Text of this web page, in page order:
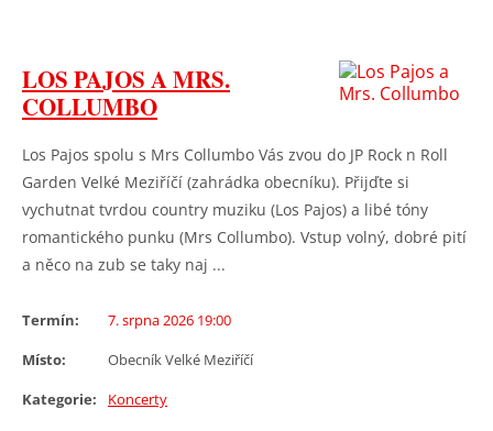
LOS PAJOS A MRS.
COLLUMBO
Los Pajos spolu s Mrs Collumbo Vás zvou do JP Rock n Roll
Garden Velké Meziříčí (zahrádka obecníku). Přijďte si
vychutnat tvrdou country muziku (Los Pajos) a libé tóny
romantického punku (Mrs Collumbo). Vstup volný, dobré pití
a něco na zub se taky naj ...
Termín:
7. srpna 2026 19:00
Místo:
Obecník Velké Meziříčí
Kategorie:
Koncerty